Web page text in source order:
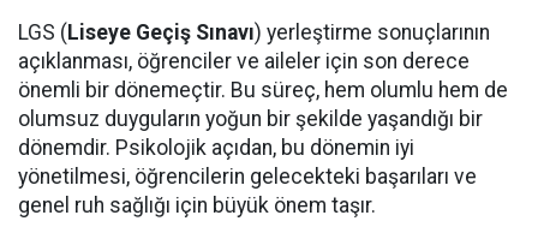
LGS ( Liseye Geçiş Sınavı) yerleştirme sonuçlarının
açıklanması, öğrenciler ve aileler için son derece
önemli bir dönemeçtir. Bu süreç, hem olumlu hem de
olumsuz duyguların yoğun bir şekilde yaşandığı bir
dönemdir. Psikolojik açıdan, bu dönemin iyi
yönetilmesi, öğrencilerin gelecekteki başarıları ve
genel ruh sağlığı için büyük önem taşır.